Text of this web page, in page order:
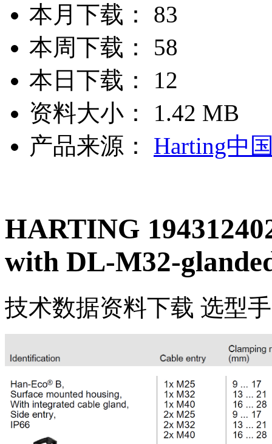
本月下载：
83
本周下载：
58
本日下载：
12
资料大小：
1.42 MB
产品来源：
Harting中
HARTING
with DL-M32-
技术数据资料下载 选型